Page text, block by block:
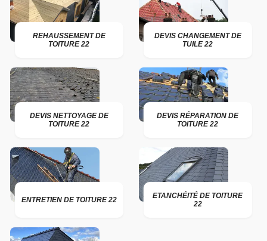
REHAUSSEMENT DE
TOITURE 22
DEVIS CHANGEMENT DE
TUILE 22
DEVIS NETTOYAGE DE
TOITURE 22
DEVIS RÉPARATION DE
TOITURE 22
ENTRETIEN DE TOITURE 22
ETANCHÉITÉ DE TOITURE
22